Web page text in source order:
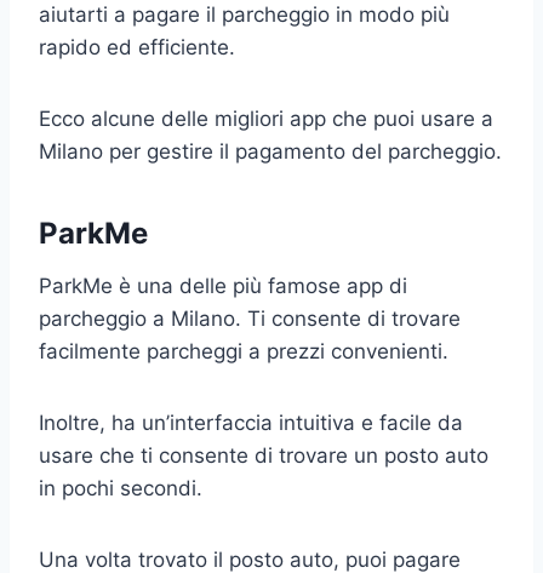
aiutarti a pagare il parcheggio in modo più
rapido ed efficiente.
Ecco alcune delle migliori app che puoi usare a
Milano per gestire il pagamento del parcheggio.
ParkMe
ParkMe è una delle più famose app di
parcheggio a Milano. Ti consente di trovare
facilmente parcheggi a prezzi convenienti.
Inoltre, ha un’interfaccia intuitiva e facile da
usare che ti consente di trovare un posto auto
in pochi secondi.
Una volta trovato il posto auto, puoi pagare